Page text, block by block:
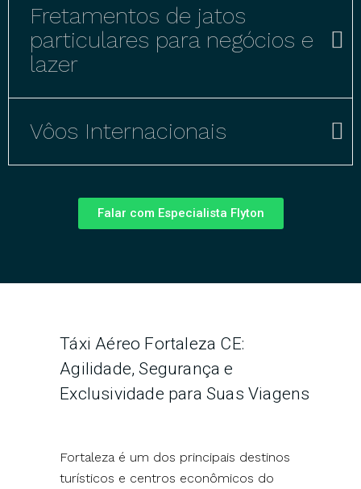
Fretamentos de jatos
particulares para negócios e
lazer
Vôos Internacionais
Falar com Especialista Flyton
Táxi Aéreo Fortaleza CE:
Agilidade, Segurança e
Exclusividade para Suas Viagens
Fortaleza é um dos principais destinos
turísticos e centros econômicos do